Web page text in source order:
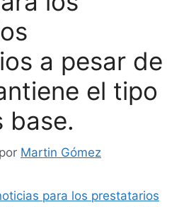
a pesar de
el tipo
base.
por Martin Gómez